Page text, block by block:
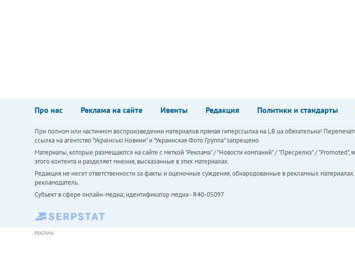
Про нас Реклама на сайте Ивенты Редакция Политики и стандарты
При полном или частичном воспроизведении материалов прямая гиперссылка на LB.ua обязательна!
ссылка на агентство "Українськi Новини" и "Украинская Фото Группа" запрещено.
Материалы, которые размещаются на сайте с меткой "Реклама" / "Новости компаний" / "Пресрелиз" / "Promoted",
этого контента и разделяет мнения, высказанные в этих материалах.
Редакция не несет ответственности за факты и оценочные суждения, обнародованные в рекламных
рекламодатель.
Субъект в сфере онлайн-медиа; идентификатор медиа - R40-05097
РЕКЛАМА